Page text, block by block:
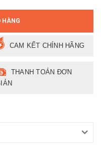
HÀNG
CAM KẾT CHÍNH HÃNG
THANH TOÁN ĐƠN